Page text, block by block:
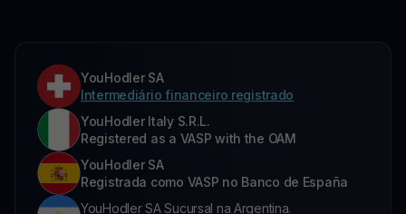
YouHodler SA
Intermediário financeiro registrado
YouHodler Italy S.R.L.
Registered as a VASP with the OAM
YouHodler SA
Registrada como VASP no Banco de España
YouHodler SA Sucursal na Argentina.